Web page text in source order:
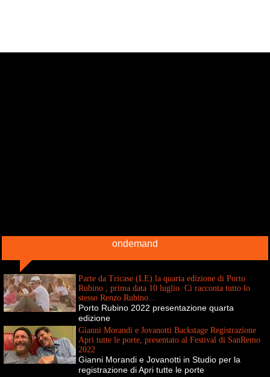
ondemand
Parte da Tricase (LE) la quarta edizione di Porto
Rubino , prima data 10 luglio. Ci racconta tutto lo
stesso Renzo Rubino...
Porto Rubino 2022 presentazione quarta
edizione
Gianni Morandi e Jovanotti Backstage Registrazione
Apri tutte le porte, presentato al Festival di SanRemo
2022
Gianni Morandi e Jovanotti in Studio per la
registrazione di Apri tutte le porte